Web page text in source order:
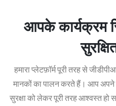
आपके कार्यक्रम
हमारा प्लेटफ़ॉर्म पूरी तरह से
मानकों का पालन करते हैं। आप अपने
सुरक्षा को लेकर पूरी तरह आश्वस्त हो